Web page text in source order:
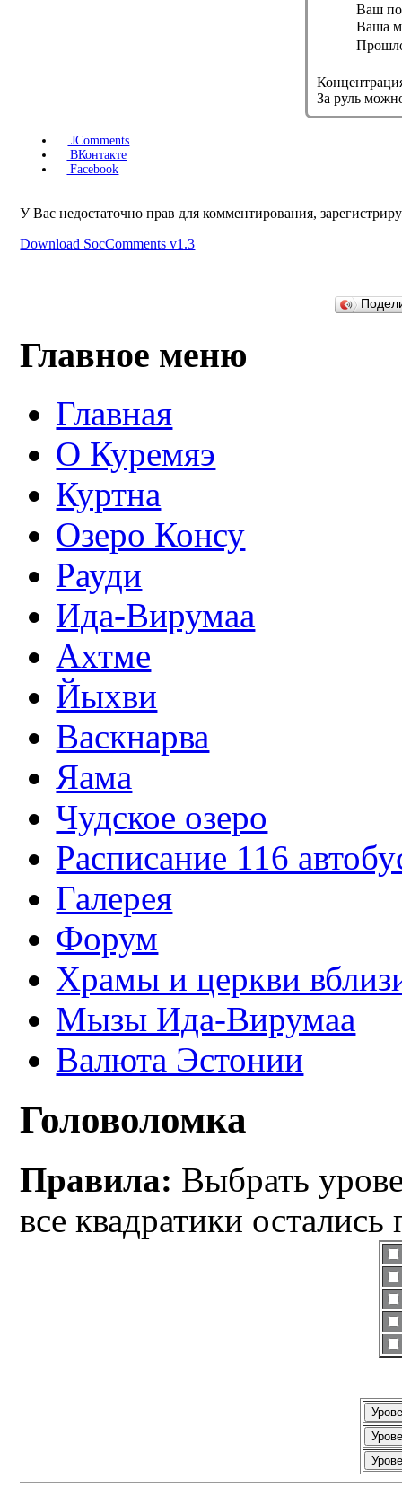
Ваш
Ваша
Прошло
За руль
JComments
ВКонтакте
Facebook
У Вас недостаточно прав для комментирования,
Download SocComments v1.3
Главное меню
Главная
О Куремяэ
Куртна
Озеро Консу
Рауди
Ида-Вирумаа
Ахтме
Йыхви
Васкнарва
Яама
Чудское озеро
Расписание 116
Галерея
Форум
Храмы и церкви
Мызы Ида-Вирумаа
Валюта Эстонии
Головоломка
Правила: Выбрать
все квадратики